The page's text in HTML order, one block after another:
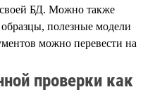
БД. Можно также
полезные модели
можно перевести на
проверки как